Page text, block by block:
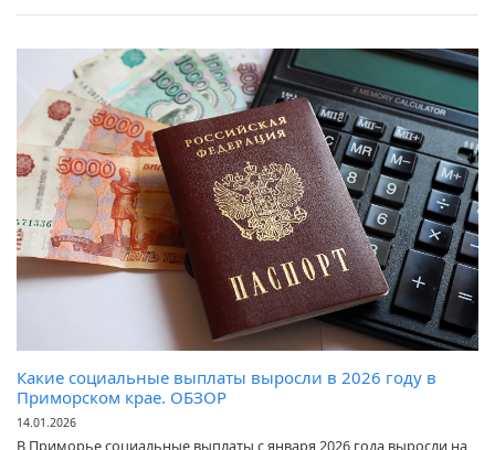
Какие социальные выплаты выросли в 2026 году в
Приморском крае. ОБЗОР
14.01.2026
В Приморье социальные выплаты с января 2026 года выросли на